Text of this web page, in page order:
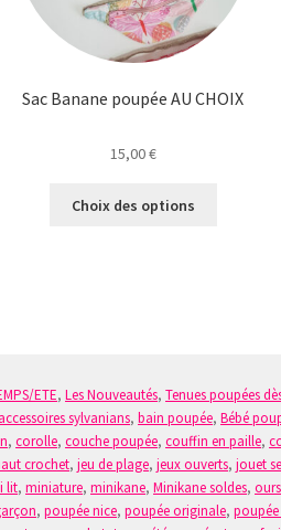
Sac Banane poupée AU CHOIX
15,00€
Choix des options
être
choisies
sur
la
page
du
ETE,Les Nouveautés,Tenues poupées
accessoires sylvanians,bain poupée,Bébé
,corolle,couche poupée,couffin en paille,
crochet,jeu de plage,jeux ouverts,jouet
lit,miniature,minikane,Minikane soldes,
,poupée nice,poupée originale,